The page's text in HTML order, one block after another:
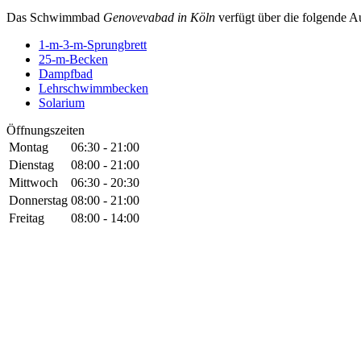
Das Schwimmbad Genovevabad in Köln verfügt über die folgende
1-m-3-m-Sprungbrett
25-m-Becken
Dampfbad
Lehrschwimmbecken
Solarium
Öffnungszeiten
Montag
06:30 - 21:00
Dienstag
08:00 - 21:00
Mittwoch
06:30 - 20:30
Donnerstag 08:00 - 21:00
Freitag
08:00 - 14:00